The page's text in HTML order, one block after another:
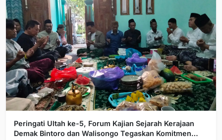
Peringati Ultah ke-5, Forum Kajian Sejarah Kerajaan
Demak Bintoro dan Walisongo Tegaskan Komitmen